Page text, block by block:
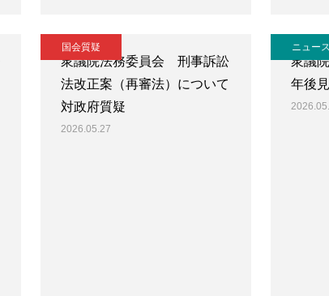
国会質疑
衆議院法務委員会 刑事訴訟
法改正案（再審法）について
対政府質疑
2026.05.27
ニュース
衆議
年後